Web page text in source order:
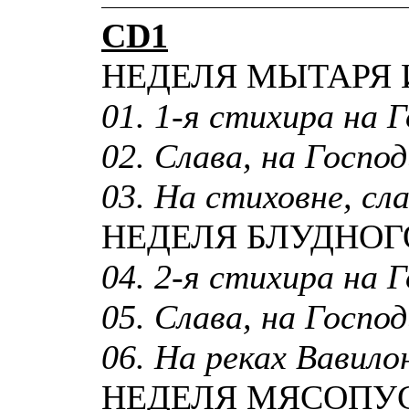
CD1
НЕДЕЛЯ МЫТАРЯ
01. 1-я стихира на
02. Слава, на
03. На стиховне,
НЕДЕЛЯ
04. 2-я стихира на
05. Слава, на
06. На реках
НЕДЕЛЯ